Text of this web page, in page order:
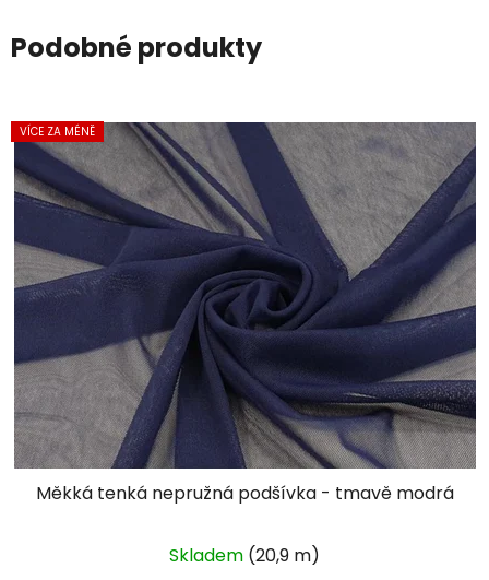
Podobné produkty
VÍCE ZA MÉNĚ
Měkká tenká nepružná podšívka - tmavě modrá
Skladem (20,9 m)